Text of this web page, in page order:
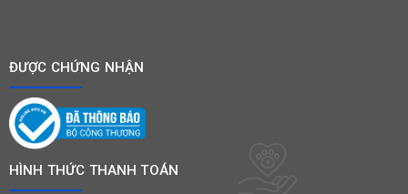
ĐƯỢC CHỨNG NHẬN
HÌNH THỨC THANH TOÁN